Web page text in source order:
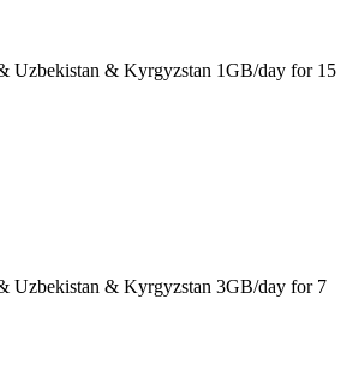
Uzbekistan & Kyrgyzstan 1GB/day for 15
Uzbekistan & Kyrgyzstan 3GB/day for 7